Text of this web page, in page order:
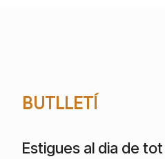
BUTLLETÍ
Estigues al dia de